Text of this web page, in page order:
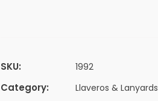
SKU: 1992
Category: Llaveros & Lanyards